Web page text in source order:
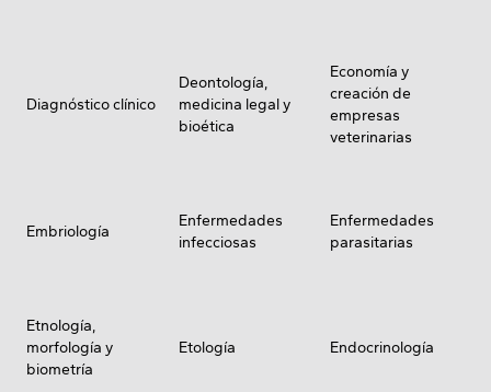
Diagnóstico clínico
Deontología,
medicina legal y
bioética
Economía y
creación de
empresas
veterinarias
Embriología
Enfermedades
infecciosas
Enfermedades
parasitarias
Etnología,
morfología y
biometría
Etología Endocrinología